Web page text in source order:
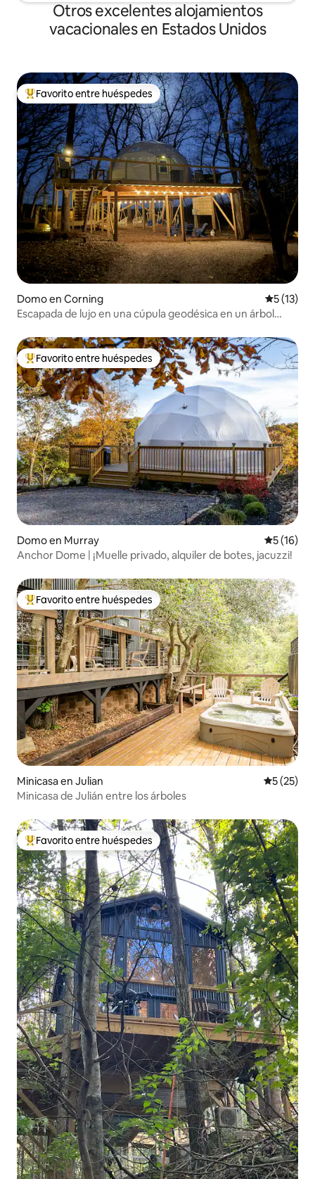
Otros excelentes alojamientos
vacacionales en Estados Unidos
De los mejores en Favorito entre huéspedes
Favorito entre huéspedes
Domo en Corning
5 (13)
Escapada de lujo en una cúpula geodésica en un árbol
De los mejores en Favorito entre huéspedes
Favorito entre huéspedes
Domo en Murray
5 (16)
Anchor Dome | ¡Muelle privado, alquiler de botes, jacuzzi!
De los mejores en Favorito entre huéspedes
Favorito entre huéspedes
Minicasa en Julian
5 (25)
Minicasa de Julián entre los árboles
De los mejores en Favorito entre huéspedes
Favorito entre huéspedes